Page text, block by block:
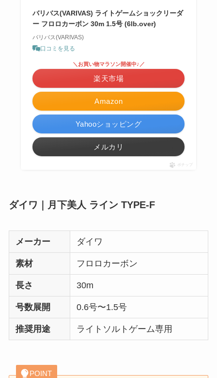
バリバス(VARIVAS) ライトゲームショックリーダ
ー フロロカーボン 30m 1.5号 (6lb.over)
バリバス(VARIVAS)
口コミを見る
Amazon
＼お買い物マラソン開催中♪／
楽天市場
Yahooショッピング
メルカリ
ポチップ
ダイワ｜月下美人 ライン TYPE-F
メーカー ダイワ
素材 フロロカーボン
長さ 30m
号数展開 0.6号〜1.5号
推奨用途 ライトソルトゲーム専用
POINT